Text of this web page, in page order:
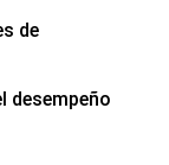
de
desempeño